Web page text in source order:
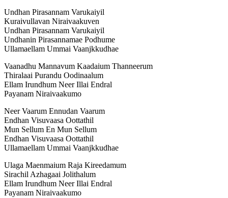
Undhan Pirasannam Varukaiyil
Kuraivullavan Niraivaakuven
Undhan Pirasannam Varukaiyil
Undhanin Pirasannamae Podhume
Ullamaellam Ummai Vaanjkkudhae
Vaanadhu Mannavum Kaadaium Thanneerum
Thiralaai Purandu Oodinaalum
Ellam Irundhum Neer Illai Endral
Payanam Niraivaakumo
Neer Vaarum Ennudan Vaarum
Endhan Visuvaasa Oottathil
Mun Sellum En Mun Sellum
Endhan Visuvaasa Oottathil
Ullamaellam Ummai Vaanjkkudhae
Ulaga Maenmaium Raja Kireedamum
Sirachil Azhagaai Jolithalum
Ellam Irundhum Neer Illai Endral
Payanam Niraivaakumo